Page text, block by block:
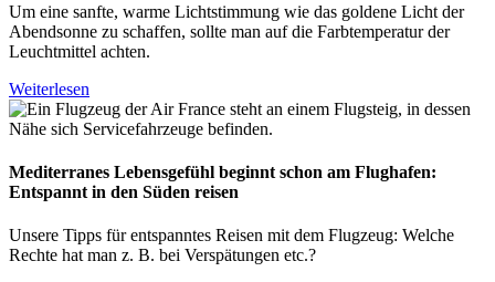
Um eine sanfte, warme Lichtstimmung wie das goldene Licht der
Abendsonne zu schaffen, sollte man auf die Farbtemperatur der
Leuchtmittel achten.
Weiterlesen
Mediterranes Lebensgefühl beginnt schon am Flughafen:
Entspannt in den Süden reisen
Unsere Tipps für entspanntes Reisen mit dem Flugzeug: Welche
Rechte hat man z. B. bei Verspätungen etc.?